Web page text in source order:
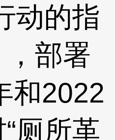
动的指
部署
和2022
厕所革